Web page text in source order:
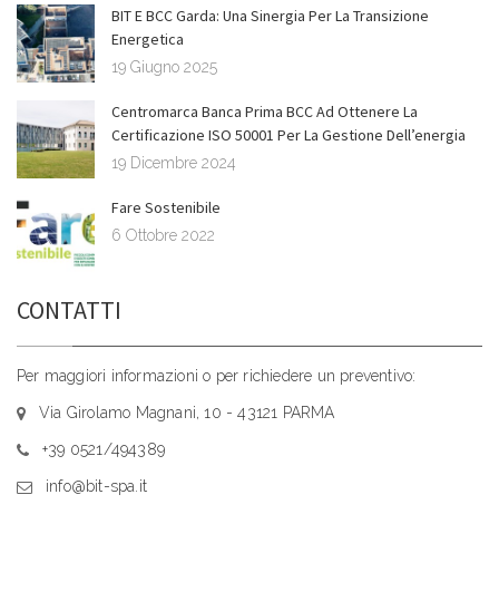
BIT E BCC Garda: Una Sinergia Per La Transizione
Energetica
19 Giugno 2025
Centromarca Banca Prima BCC Ad Ottenere La
Certificazione ISO 50001 Per La Gestione Dell’energia
19 Dicembre 2024
Fare Sostenibile
6 Ottobre 2022
CONTATTI
Per maggiori informazioni o per richiedere un preventivo:
Via Girolamo Magnani, 10 - 43121 PARMA
+39 0521/494389
info@bit-spa.it